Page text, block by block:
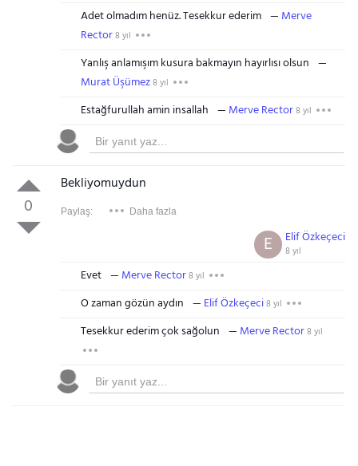
Adet olmadım henüz. Tesekkur ederim
Merve
Rector8 yıl
Yanlış anlamışım kusura bakmayın hayırlısı olsun
Murat Üşümez8 yıl
Estağfurullah amin insallah Merve Rector8 yıl
0
Bekliyomuydun
Paylaş: Daha fazla
Elif Özkeçeci
8 yıl
E
Evet Merve Rector8 yıl
O zaman gözün aydın Elif Özkeçeci8 yıl
Tesekkur ederim çok sağolun Merve Rector8 yıl